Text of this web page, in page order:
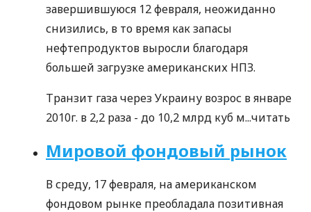
завершившуюся 12 февраля, неожиданно
снизились, в то время как запасы
нефтепродуктов выросли благодаря
большей загрузке американских НПЗ.
Транзит газа через Украину возрос в январе
2010г. в 2,2 раза - до 10,2 млрд куб м...читать
Мировой фондовый рынок
В среду, 17 февраля, на американском
фондовом рынке преобладала позитивная